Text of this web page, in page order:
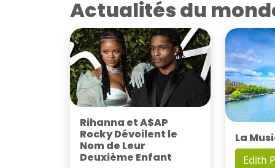
Actualités du
Rihanna et A$AP
Rocky Dévoilent le
Nom de Leur
Deuxième Enfant
La
Edith